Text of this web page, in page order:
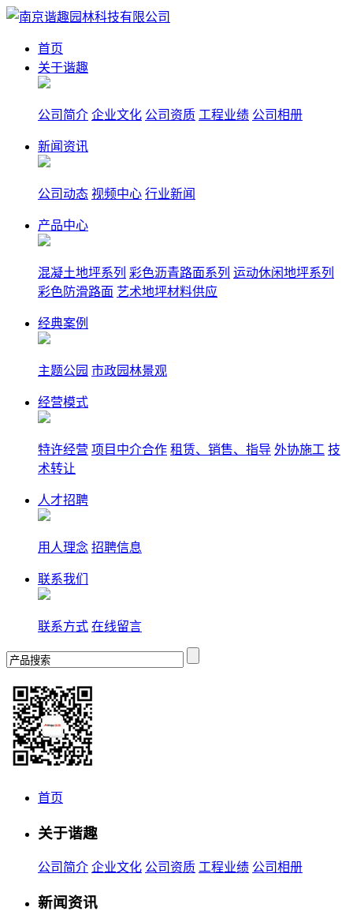
首页
关于谐趣
公司简介 企业文化 公司资质 工程业绩 公司相册
新闻资讯
公司动态 视频中心 行业新闻
产品中心
混凝土地坪系列 彩色沥青路面系列 运动休闲地坪系列
彩色防滑路面 艺术地坪材料供应
经典案例
主题公园 市政园林景观
经营模式
特许经营 项目中介合作 租赁、销售、指导 外协施工 技
术转让
人才招聘
用人理念 招聘信息
联系我们
联系方式 在线留言
首页
关于谐趣
公司简介 企业文化 公司资质 工程业绩 公司相册
新闻资讯